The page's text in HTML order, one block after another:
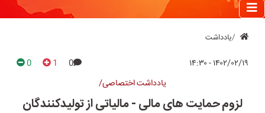
یادداشت
۱۴۰۲/۰۲/۱۹ - ۱۴:۳۰ 0
1
0
یادداشت اختصاصی/
لزوم حمایت های مالی - مالیاتی از تولیدکنندگان